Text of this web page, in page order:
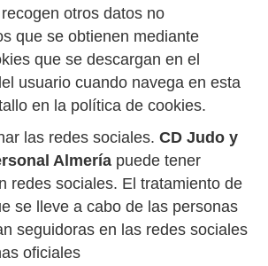
otros datos no
que se obtienen mediante
que se descargan en el
usuario cuando navega en esta
en la política de cookies.
las redes sociales. CD Judo y
Almería puede tener
redes sociales. El tratamiento de
se lleve a cabo de las personas
seguidoras en las redes sociales
oficiales